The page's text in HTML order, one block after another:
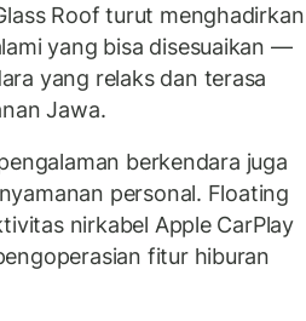
Roof turut menghadirkan
yang bisa disesuaikan —
yang relaks dan terasa
Jawa.
berkendara juga
personal. Floating
nirkabel Apple CarPlay
fitur hiburan